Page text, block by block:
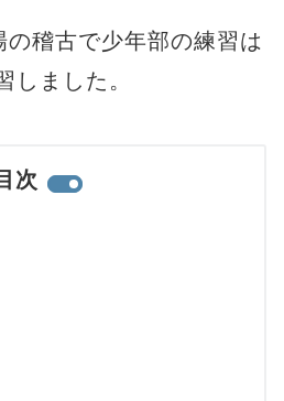
稽古で少年部の練習は
しました。
次